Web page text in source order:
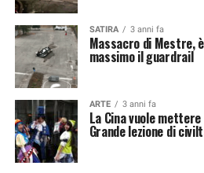
SATIRA 3 anni fa
Massacro di Mestre,
massimo il guardrail
ARTE 3 anni fa
La Cina vuole
Grande lezione di